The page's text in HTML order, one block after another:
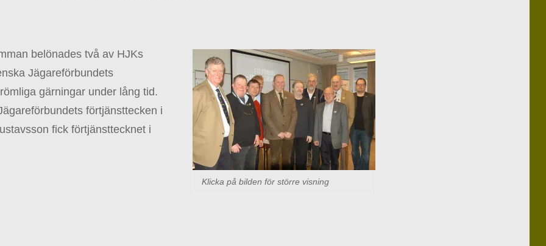
Klicka på bilden för större visning
belönades två av HJKs
Jägareförbundets
gärningar under lång tid.
förtjänsttecken i
fick förtjänsttecknet i